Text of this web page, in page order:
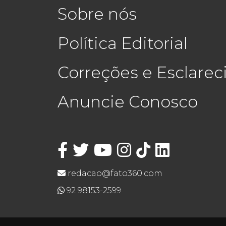
Sobre nós
Política Editorial
Correções e
Anuncie Conosco
redacao@fato360.com
92 98153-2599